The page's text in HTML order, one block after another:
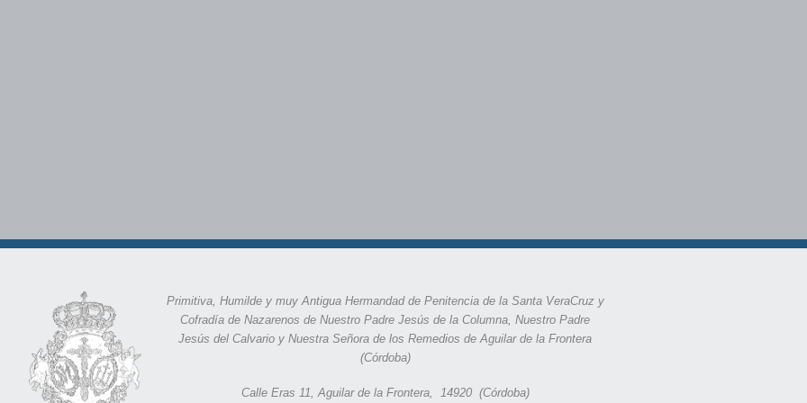
Primitiva, Humilde y muy Antigua Hermandad de Penitencia de la Santa VeraCruz y
Cofradía de Nazarenos de Nuestro Padre Jesús de la Columna, Nuestro Padre
Jesús del Calvario y Nuestra Señora de los Remedios de Aguilar de la Frontera
(Córdoba)
Calle Eras 11,Aguilar de la Frontera, 14920 (Córdoba)